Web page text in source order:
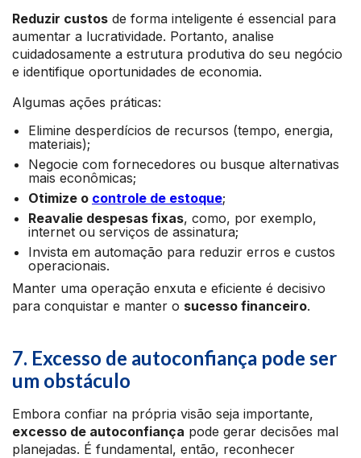
Reduzir custos de forma inteligente é essencial para
aumentar a lucratividade. Portanto, analise
cuidadosamente a estrutura produtiva do seu negócio
e identifique oportunidades de economia.
Algumas ações práticas:
Elimine desperdícios de recursos (tempo, energia,
materiais);
Negocie com fornecedores ou busque alternativas
mais econômicas;
Otimize o controle de estoque;
Reavalie despesas fixas, como, por exemplo,
internet ou serviços de assinatura;
Invista em automação para reduzir erros e custos
operacionais.
Manter uma operação enxuta e eficiente é decisivo
para conquistar e manter o sucesso financeiro.
7. Excesso de autoconfiança pode ser
um obstáculo
Embora confiar na própria visão seja importante,
excesso de autoconfiança pode gerar decisões mal
planejadas. É fundamental, então, reconhecer